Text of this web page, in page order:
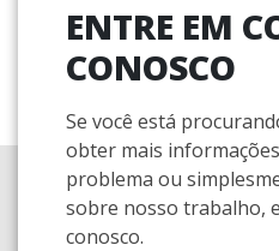
ENTRE EM
CONOSCO
Se você está
obter mais
problema ou
sobre nosso trabalho,
conosco.